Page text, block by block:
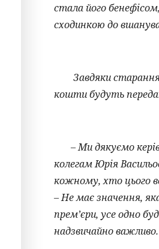
стала його
сходинкою до
Завдяки старанням
кошти будуть
– Ми дякуємо
колегам Юрія
кожному, хто цього
– Не має значення,
прем’єри, усе одно
надзвичайно важливо.